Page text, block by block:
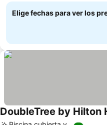
Elige fechas para ver los
DoubleTree by Hilton